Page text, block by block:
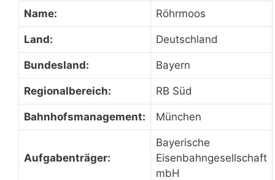
Name: Röhrmoos
Land: Deutschland
Bundesland: Bayern
Regionalbereich: RB Süd
Bahnhofsmanagement: München
Aufgabenträger:
Bayerische
Eisenbahngesellschaft
mbH